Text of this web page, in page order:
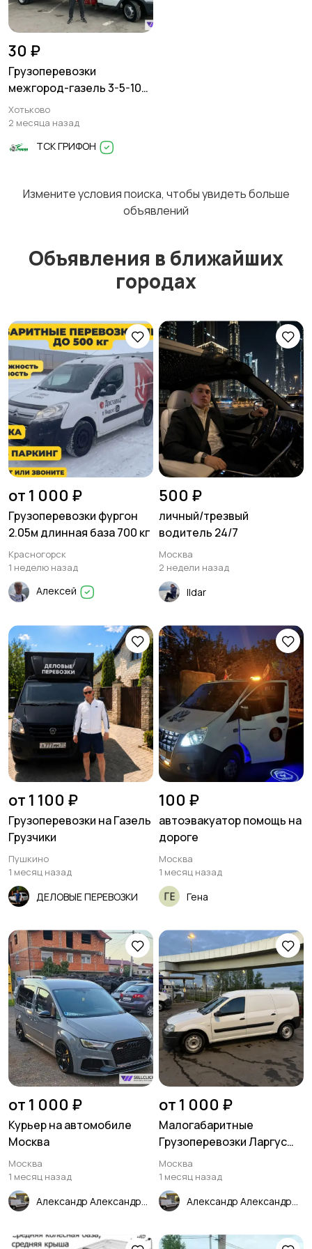
Уборка
Обучение Красота и здоровье
Деловые услуги
Писатели Сценаристы
Организация
праздников
Фото- и видеосъемка
Изготовление на
заказ
Продукты питания
Уход за животными Юридические услуги
Другое1
30 ₽
Грузоперевозки
межгород-газель 3-5-10
тонн
Хотьково
2 месяца назад
ТСК ГРИФОН
Измените условия поиска, чтобы увидеть больше
объявлений
Объявления в ближайших
городах
от 1 000 ₽
Грузоперевозки фургон
2.05м длинная база 700 кг
Красногорск
1 неделю назад
Алексей
500 ₽
личный/трезвый
водитель 24/7
Москва
2 недели назад
Ildar
от 1 100 ₽
Грузоперевозки на Газель
Грузчики
Пушкино
1 месяц назад
ДЕЛОВЫЕ ПЕРЕВОЗКИ
100 ₽
автоэвакуатор помощь на
дороге
Москва
1 месяц назад
Гена
от 1 000 ₽
Курьер на автомобиле
Москва
Москва
1 месяц назад
от 1 000 ₽
Малогабаритные
Грузоперевозки Ларгус
Москва
Москва
1 месяц назад